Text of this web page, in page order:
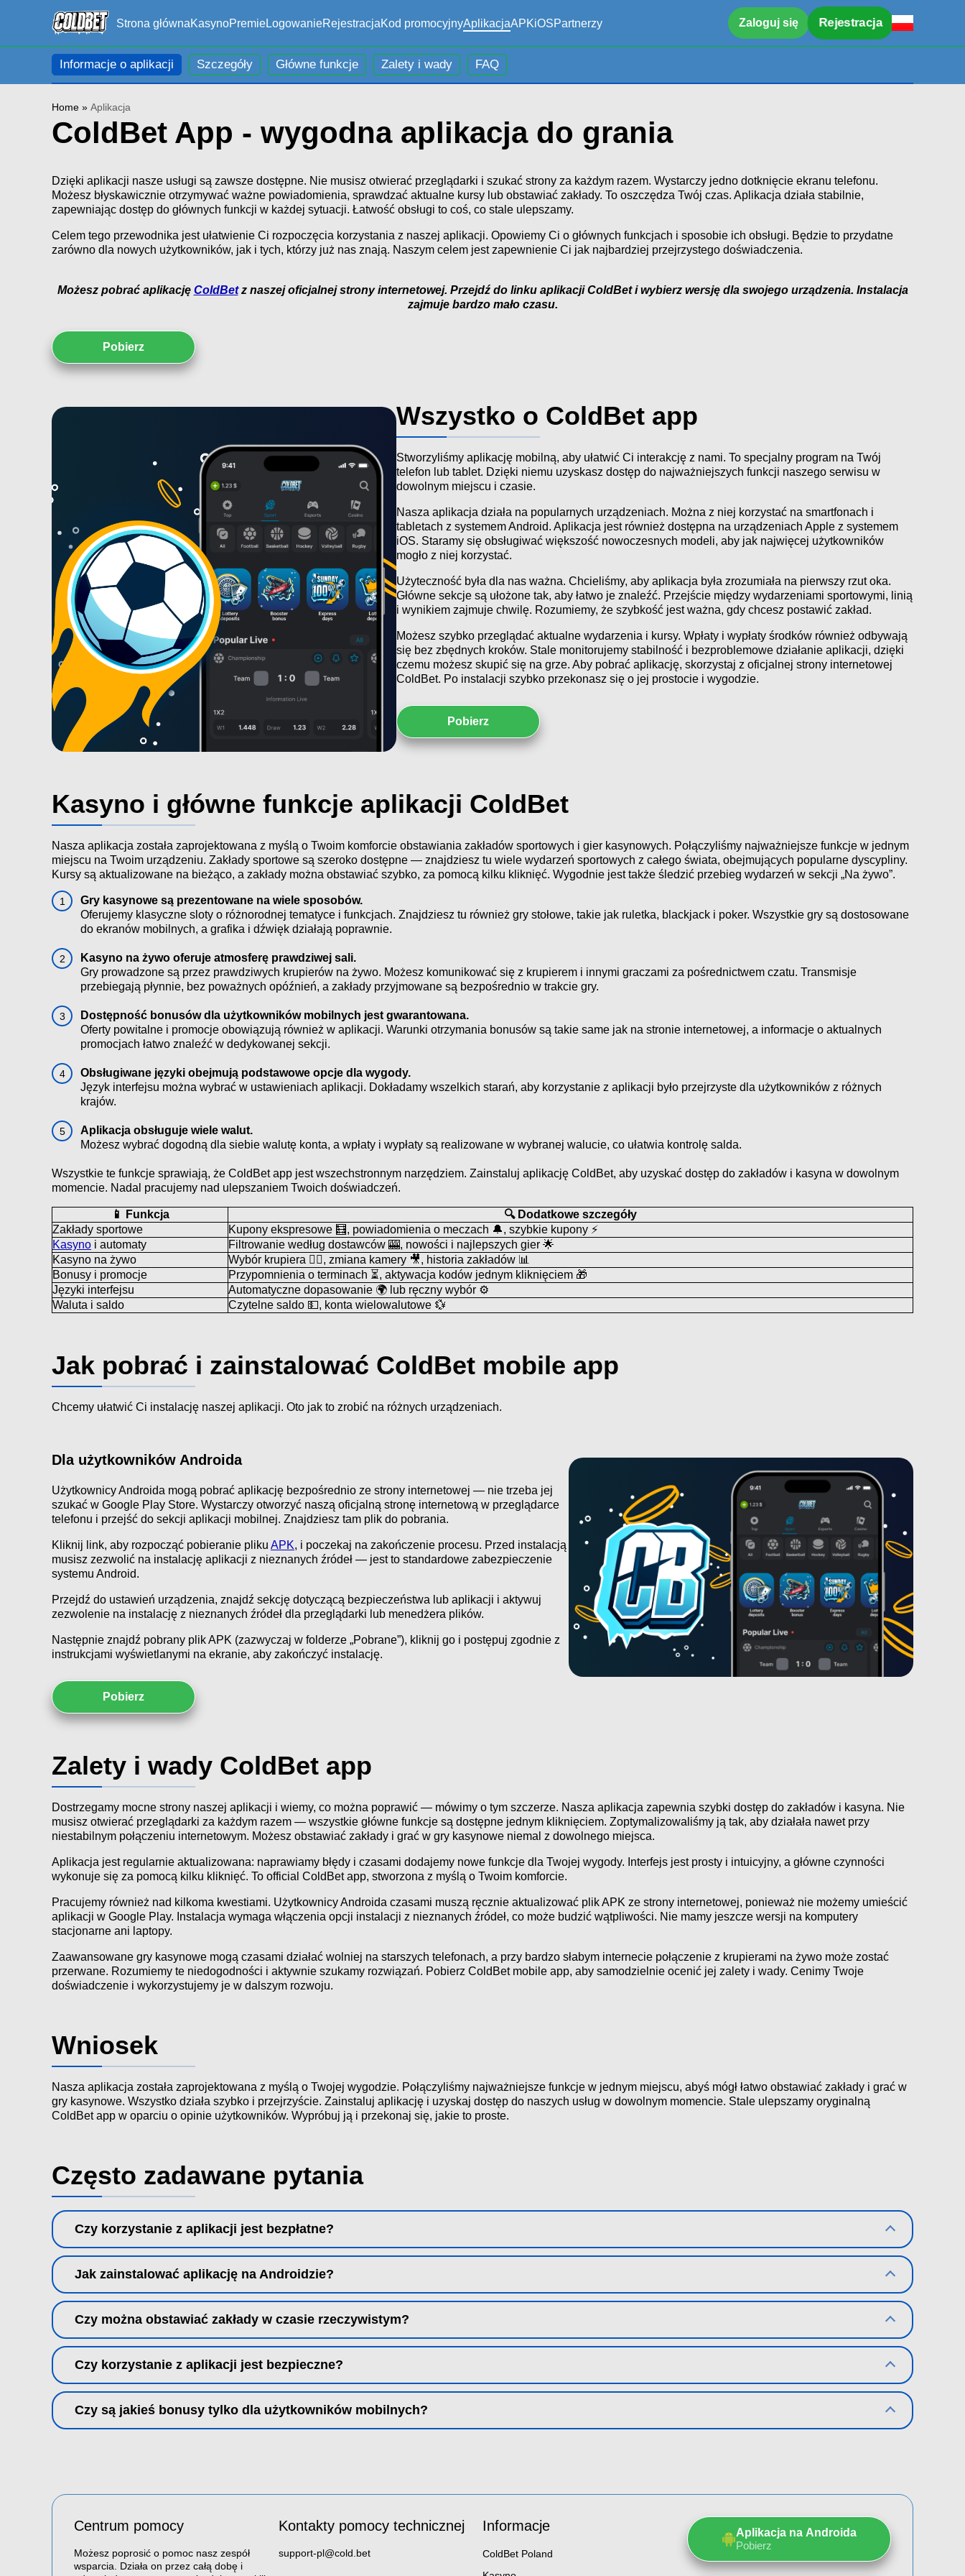
Strona głównaKasynoPremieLogowanieRejestracjaKod promocyjnyAplikacjaAPKiOSPartnerzy Zaloguj się Rejestracja
Informacje o aplikacji Szczegóły Główne funkcje Zalety i wady FAQ
Home » Aplikacja
ColdBet App - wygodna aplikacja do grania
Dzięki aplikacji nasze usługi są zawsze dostępne. Nie musisz otwierać przeglądarki i szukać strony za każdym razem. Wystarczy jedno dotknięcie ekranu telefonu.
Możesz błyskawicznie otrzymywać ważne powiadomienia, sprawdzać aktualne kursy lub obstawiać zakłady. To oszczędza Twój czas. Aplikacja działa stabilnie,
zapewniając dostęp do głównych funkcji w każdej sytuacji. Łatwość obsługi to coś, co stale ulepszamy.
Celem tego przewodnika jest ułatwienie Ci rozpoczęcia korzystania z naszej aplikacji. Opowiemy Ci o głównych funkcjach i sposobie ich obsługi. Będzie to przydatne
zarówno dla nowych użytkowników, jak i tych, którzy już nas znają. Naszym celem jest zapewnienie Ci jak najbardziej przejrzystego doświadczenia.
Możesz pobrać aplikację ColdBetz naszej oficjalnej strony internetowej. Przejdź do linku aplikacji ColdBet i wybierz wersję dla swojego urządzenia. Instalacja
zajmuje bardzo mało czasu.
Pobierz
Wszystko o ColdBet app
Stworzyliśmy aplikację mobilną, aby ułatwić Ci interakcję z nami. To specjalny program na Twój
telefon lub tablet. Dzięki niemu uzyskasz dostęp do najważniejszych funkcji naszego serwisu w
dowolnym miejscu i czasie.
Nasza aplikacja działa na popularnych urządzeniach. Można z niej korzystać na smartfonach i
tabletach z systemem Android. Aplikacja jest również dostępna na urządzeniach Apple z systemem
iOS. Staramy się obsługiwać większość nowoczesnych modeli, aby jak najwięcej użytkowników
mogło z niej korzystać.
Użyteczność była dla nas ważna. Chcieliśmy, aby aplikacja była zrozumiała na pierwszy rzut oka.
Główne sekcje są ułożone tak, aby łatwo je znaleźć. Przejście między wydarzeniami sportowymi, linią
i wynikiem zajmuje chwilę. Rozumiemy, że szybkość jest ważna, gdy chcesz postawić zakład.
Możesz szybko przeglądać aktualne wydarzenia i kursy. Wpłaty i wypłaty środków również odbywają
się bez zbędnych kroków. Stale monitorujemy stabilność i bezproblemowe działanie aplikacji, dzięki
czemu możesz skupić się na grze. Aby pobrać aplikację, skorzystaj z oficjalnej strony internetowej
ColdBet. Po instalacji szybko przekonasz się o jej prostocie i wygodzie.
Pobierz
Kasyno i główne funkcje aplikacji ColdBet
Nasza aplikacja została zaprojektowana z myślą o Twoim komforcie obstawiania zakładów sportowych i gier kasynowych. Połączyliśmy najważniejsze funkcje w jednym
miejscu na Twoim urządzeniu. Zakłady sportowe są szeroko dostępne — znajdziesz tu wiele wydarzeń sportowych z całego świata, obejmujących popularne dyscypliny.
Kursy są aktualizowane na bieżąco, a zakłady można obstawiać szybko, za pomocą kilku kliknięć. Wygodnie jest także śledzić przebieg wydarzeń w sekcji „Na żywo”.
Gry kasynowe są prezentowane na wiele sposobów.
Oferujemy klasyczne sloty o różnorodnej tematyce i funkcjach. Znajdziesz tu również gry stołowe, takie jak ruletka, blackjack i poker. Wszystkie gry są dostosowane
do ekranów mobilnych, a grafika i dźwięk działają poprawnie.
Kasyno na żywo oferuje atmosferę prawdziwej sali.
Gry prowadzone są przez prawdziwych krupierów na żywo. Możesz komunikować się z krupierem i innymi graczami za pośrednictwem czatu. Transmisje
przebiegają płynnie, bez poważnych opóźnień, a zakłady przyjmowane są bezpośrednio w trakcie gry.
Dostępność bonusów dla użytkowników mobilnych jest gwarantowana.
Oferty powitalne i promocje obowiązują również w aplikacji. Warunki otrzymania bonusów są takie same jak na stronie internetowej, a informacje o aktualnych
promocjach łatwo znaleźć w dedykowanej sekcji.
Obsługiwane języki obejmują podstawowe opcje dla wygody.
Język interfejsu można wybrać w ustawieniach aplikacji. Dokładamy wszelkich starań, aby korzystanie z aplikacji było przejrzyste dla użytkowników z różnych
krajów.
Aplikacja obsługuje wiele walut.
Możesz wybrać dogodną dla siebie walutę konta, a wpłaty i wypłaty są realizowane w wybranej walucie, co ułatwia kontrolę salda.
Wszystkie te funkcje sprawiają, że ColdBet app jest wszechstronnym narzędziem. Zainstaluj aplikację ColdBet, aby uzyskać dostęp do zakładów i kasyna w dowolnym
momencie. Nadal pracujemy nad ulepszaniem Twoich doświadczeń.
📱 Funkcja
🔍 Dodatkowe szczegóły
Zakłady sportowe
Kupony ekspresowe 🧮, powiadomienia o meczach 🔔, szybkie kupony ⚡
Kasyno i automaty
Filtrowanie według dostawców 🎰, nowości i najlepszych gier 🌟
Kasyno na żywo
Wybór krupiera 💁‍♀️, zmiana kamery 🎥, historia zakładów 📊
Bonusy i promocje
Przypomnienia o terminach ⏳, aktywacja kodów jednym kliknięciem 🎁
Języki interfejsu
Automatyczne dopasowanie 🌍 lub ręczny wybór ⚙️
Waluta i saldo
Czytelne saldo 💵, konta wielowalutowe 💱
Jak pobrać i zainstalować ColdBet mobile app
Chcemy ułatwić Ci instalację naszej aplikacji. Oto jak to zrobić na różnych urządzeniach.
Dla użytkowników Androida
Użytkownicy Androida mogą pobrać aplikację bezpośrednio ze strony internetowej — nie trzeba jej
szukać w Google Play Store. Wystarczy otworzyć naszą oficjalną stronę internetową w przeglądarce
telefonu i przejść do sekcji aplikacji mobilnej. Znajdziesz tam plik do pobrania.
Kliknij link, aby rozpocząć pobieranie pliku APK, i poczekaj na zakończenie procesu. Przed instalacją
musisz zezwolić na instalację aplikacji z nieznanych źródeł — jest to standardowe zabezpieczenie
systemu Android.
Przejdź do ustawień urządzenia, znajdź sekcję dotyczącą bezpieczeństwa lub aplikacji i aktywuj
zezwolenie na instalację z nieznanych źródeł dla przeglądarki lub menedżera plików.
Następnie znajdź pobrany plik APK (zazwyczaj w folderze „Pobrane”), kliknij go i postępuj zgodnie z
instrukcjami wyświetlanymi na ekranie, aby zakończyć instalację.
Pobierz
Zalety i wady ColdBet app
Dostrzegamy mocne strony naszej aplikacji i wiemy, co można poprawić — mówimy o tym szczerze. Nasza aplikacja zapewnia szybki dostęp do zakładów i kasyna. Nie
musisz otwierać przeglądarki za każdym razem — wszystkie główne funkcje są dostępne jednym kliknięciem. Zoptymalizowaliśmy ją tak, aby działała nawet przy
niestabilnym połączeniu internetowym. Możesz obstawiać zakłady i grać w gry kasynowe niemal z dowolnego miejsca.
Aplikacja jest regularnie aktualizowana: naprawiamy błędy i czasami dodajemy nowe funkcje dla Twojej wygody. Interfejs jest prosty i intuicyjny, a główne czynności
wykonuje się za pomocą kilku kliknięć. To official ColdBet app, stworzona z myślą o Twoim komforcie.
Pracujemy również nad kilkoma kwestiami. Użytkownicy Androida czasami muszą ręcznie aktualizować plik APK ze strony internetowej, ponieważ nie możemy umieścić
aplikacji w Google Play. Instalacja wymaga włączenia opcji instalacji z nieznanych źródeł, co może budzić wątpliwości. Nie mamy jeszcze wersji na komputery
stacjonarne ani laptopy.
Zaawansowane gry kasynowe mogą czasami działać wolniej na starszych telefonach, a przy bardzo słabym internecie połączenie z krupierami na żywo może zostać
przerwane. Rozumiemy te niedogodności i aktywnie szukamy rozwiązań. Pobierz ColdBet mobile app, aby samodzielnie ocenić jej zalety i wady. Cenimy Twoje
doświadczenie i wykorzystujemy je w dalszym rozwoju.
Wniosek
Nasza aplikacja została zaprojektowana z myślą o Twojej wygodzie. Połączyliśmy najważniejsze funkcje w jednym miejscu, abyś mógł łatwo obstawiać zakłady i grać w
gry kasynowe. Wszystko działa szybko i przejrzyście. Zainstaluj aplikację i uzyskaj dostęp do naszych usług w dowolnym momencie. Stale ulepszamy oryginalną
ColdBet app w oparciu o opinie użytkowników. Wypróbuj ją i przekonaj się, jakie to proste.
Często zadawane pytania
Czy korzystanie z aplikacji jest bezpłatne?
Jak zainstalować aplikację na Androidzie?
Czy można obstawiać zakłady w czasie rzeczywistym?
Czy korzystanie z aplikacji jest bezpieczne?
Czy są jakieś bonusy tylko dla użytkowników mobilnych?
Centrum pomocy
Możesz poprosić o pomoc nasz zespół
wsparcia. Działa on przez całą dobę i
Kontakty pomocy technicznej
support-pl@cold.bet
Informacje
ColdBet Poland
Aplikacja na Androida
Pobierz